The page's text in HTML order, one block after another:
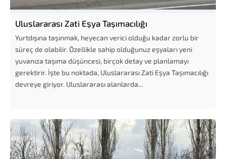
Uluslararası Zati Eşya Taşımacılığı
Yurtdışına taşınmak, heyecan verici olduğu kadar zorlu bir
süreç de olabilir. Özellikle sahip olduğunuz eşyaları yeni
yuvanıza taşıma düşüncesi, birçok detay ve planlamayı
gerektirir. İşte bu noktada, Uluslararası Zati Eşya Taşımacılığı
devreye giriyor. Uluslararası alanlarda...